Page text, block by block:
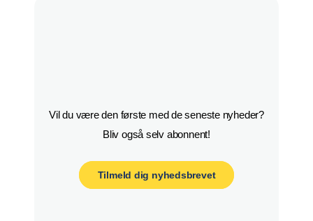
Vil du være den første med de seneste nyheder?
Bliv også selv abonnent!
Tilmeld dig nyhedsbrevet